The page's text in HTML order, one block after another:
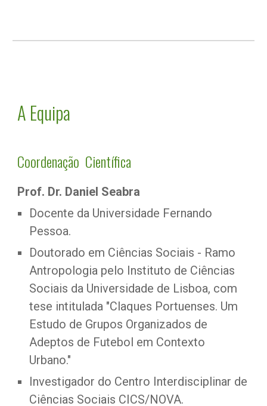
A Equipa
Coordenação  Científica
Prof. Dr. Daniel Seabra
Docente da Universidade Fernando
Pessoa.
Doutorado em Ciências Sociais - Ramo
Antropologia pelo Instituto de Ciências
Sociais da Universidade de Lisboa, com
tese intitulada "Claques Portuenses. Um
Estudo de Grupos Organizados de
Adeptos de Futebol em Contexto
Urbano."
Investigador do Centro Interdisciplinar de
Ciências Sociais CICS/NOVA.